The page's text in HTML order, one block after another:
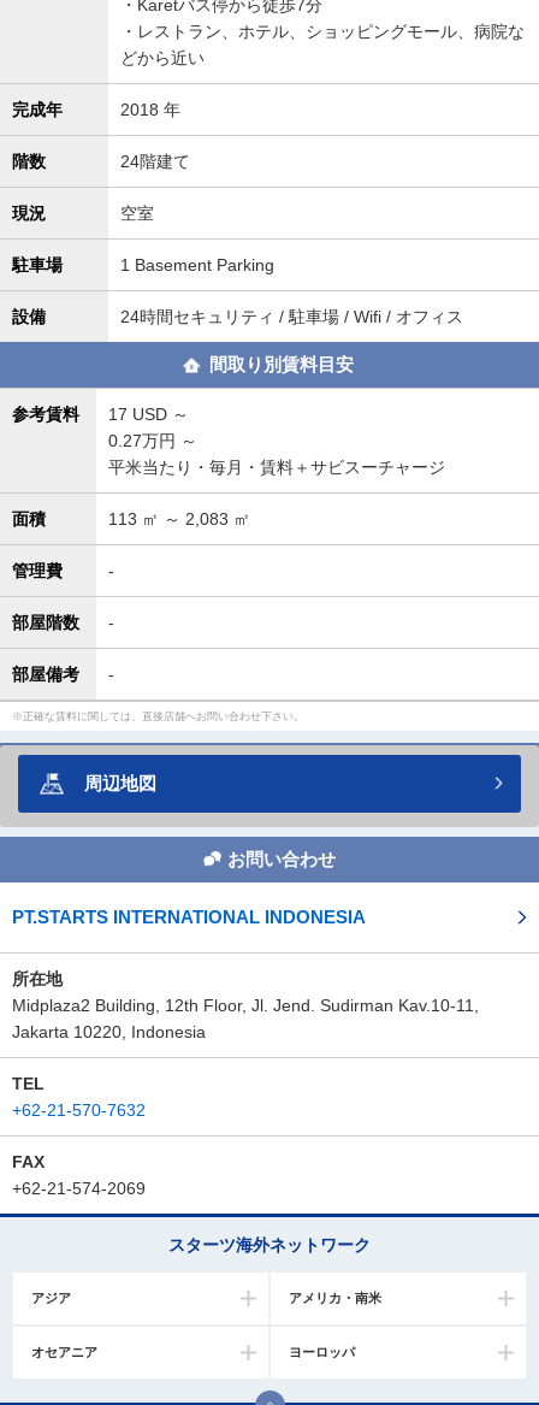
・Karetバス停から徒歩7分
・レストラン、ホテル、ショッピングモール、病院な
どから近い
完成年 2018 年
階数 24階建て
現況 空室
駐車場 1 Basement Parking
設備 24時間セキュリティ / 駐車場 / Wifi / オフィス
間取り別賃料目安
参考賃料 17 USD ～
0.27万円 ～
平米当たり・毎月・賃料＋サビスーチャージ
面積 113 ㎡ ～ 2,083 ㎡
管理費 -
部屋階数 -
部屋備考 -
正確な賃料に関しては、直接店舗へお問い合わせ下さい。
周辺地図
お問い合わせ
PT.STARTS INTERNATIONAL INDONESIA
所在地
Midplaza2 Building, 12th Floor, Jl. Jend. Sudirman Kav.10-11,
Jakarta 10220, Indonesia
TEL
+62-21-570-7632
FAX
+62-21-574-2069
スターツ海外ネットワーク
アジア アメリカ・南米
オセアニア ヨーロッパ